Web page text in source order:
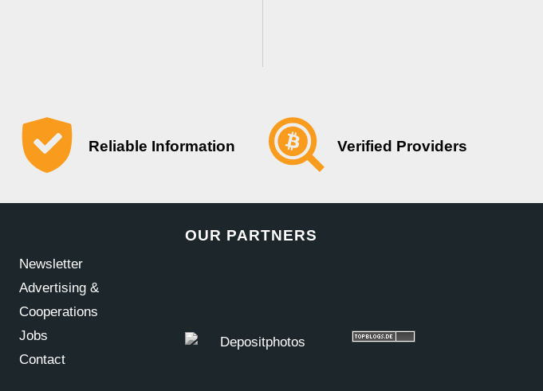
Reliable Information Verified Providers
Newsletter
Advertising &
Cooperations
Jobs
Contact
OUR PARTNERS